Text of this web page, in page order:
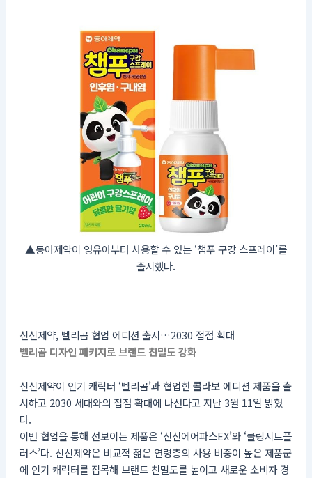
▲동아제약이 영유아부터 사용할 수 있는 ‘챔푸 구강 스프레이’를
출시했다.
신신제약, 벨리곰 협업 에디션 출시…2030 접점 확대
벨리곰 디자인 패키지로 브랜드 친밀도 강화
신신제약이 인기 캐릭터 ‘벨리곰’과 협업한 콜라보 에디션 제품을 출
시하고 2030 세대와의 접점 확대에 나선다고 지난 3월 11일 밝혔
다.
이번 협업을 통해 선보이는 제품은 ‘신신에어파스EX’와 ‘쿨링시트플
러스’다. 신신제약은 비교적 젊은 연령층의 사용 비중이 높은 제품군
에 인기 캐릭터를 접목해 브랜드 친밀도를 높이고 새로운 소비자 경